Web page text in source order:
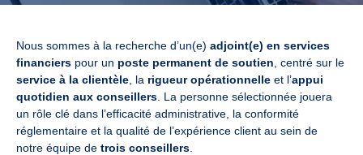
Nous sommes à la recherche d’un(e) adjoint(e) en services
financiers pour un poste permanent de soutien , centré sur le
service à la clientèle , la rigueur opérationnelle et l’appui
quotidien aux conseillers . La personne sélectionnée jouera
un rôle clé dans l’efficacité administrative, la conformité
réglementaire et la qualité de l’expérience client au sein de
notre équipe de trois conseillers